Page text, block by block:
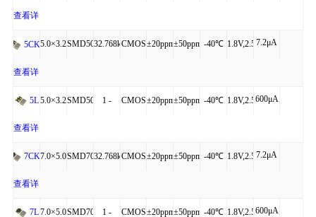
+85℃
查看详
细
5CKL5.0×3.2×1.20SMD5032-32.768kHzCMOS±20ppm±50ppm -40℃
+85℃
1.8V,2.5V,3.3V
7.2μA
查看详
细5L5.0×3.2×1.20SMD5032-1 - CMOS±20ppm±50ppm -40℃
+85℃
1.8V,2.5V,3.3V
600μA
查看详
细
7CKL7.0×5.0×1.30SMD7050-32.768kHzCMOS±20ppm±50ppm -40℃
+85℃
1.8V,2.5V,3.3V
7.2μA
查看详
细7L7.0×5.0×1.30SMD7050-1 - CMOS±20ppm±50ppm -40℃ 1.8V,2.5V,3.3V
600μA